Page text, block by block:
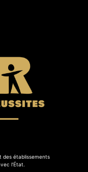
des établissements
l’État.